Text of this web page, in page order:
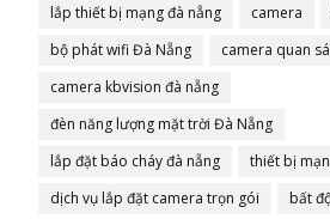
lắp thiết bị mạng đà nẵng
camera
bộ phát wifi Đà Nẵng
camera quan
camera kbvision đà nẵng
đèn năng lượng mặt trời Đà Nẵng
lắp đặt báo cháy đà nẵng
thiết bị
dịch vụ lắp đặt camera trọn gói
bất